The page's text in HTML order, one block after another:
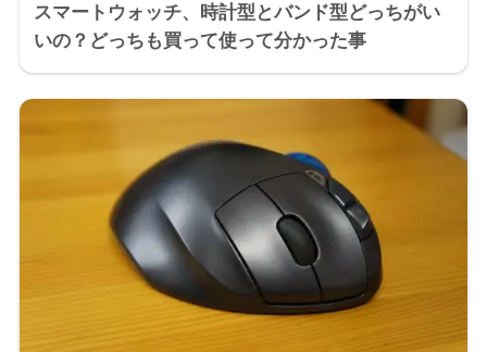
スマートウォッチ、時計型とバンド型どっちがい
いの？どっちも買って使って分かった事